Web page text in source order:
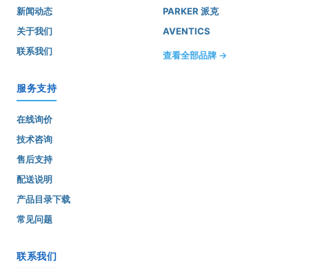
新闻动态
关于我们
联系我们
PARKER 派克
AVENTICS
查看全部品牌 →
服务支持
在线询价
技术咨询
售后支持
配送说明
产品目录下载
常见问题
联系我们